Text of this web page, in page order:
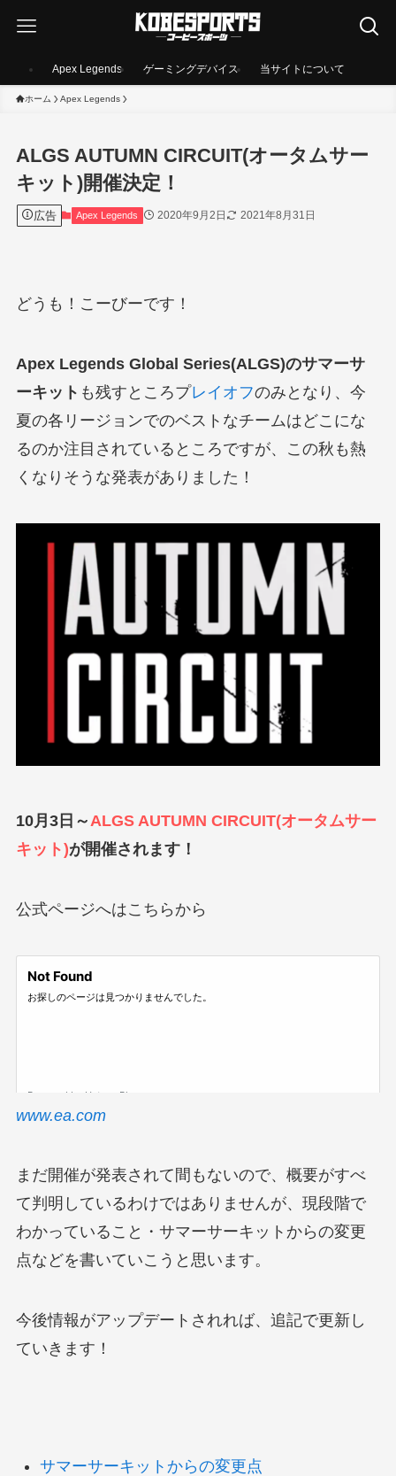
Apex Legends ゲーミングデバイス 当サイトについて
ホーム Apex Legends
ALGS AUTUMN CIRCUIT(オータムサー
キット)開催決定！
広告 Apex Legends 2020年9月2日 2021年8月31日
どうも！こーびーです！
Apex Legends Global Series(ALGS)のサマーサ
ーキット も残すところプレイオフのみとなり、今
夏の各リージョンでのベストなチームはどこにな
るのか注目されているところですが、この秋も熱
くなりそうな発表がありました！
10月3日～ ALGS AUTUMN CIRCUIT(オータムサー
キット)が開催されます！
公式ページへはこちらから
www.ea.com
まだ開催が発表されて間もないので、概要がすべ
て判明しているわけではありませんが、現段階で
わかっていること・サマーサーキットからの変更
点などを書いていこうと思います。
今後情報がアップデートされれば、追記で更新し
ていきます！
サマーサーキットからの変更点